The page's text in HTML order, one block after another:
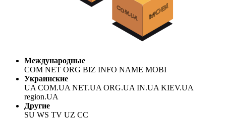
Международные
COM NET ORG BIZ INFO NAME MOBI
Украинские
UA COM.UA NET.UA ORG.UA IN.UA KIEV.UA
region.UA
Другие
SU WS TV UZ CC